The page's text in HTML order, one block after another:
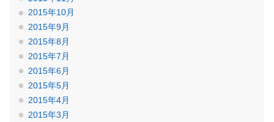
2015年10月
2015年9月
2015年8月
2015年7月
2015年6月
2015年5月
2015年4月
2015年3月